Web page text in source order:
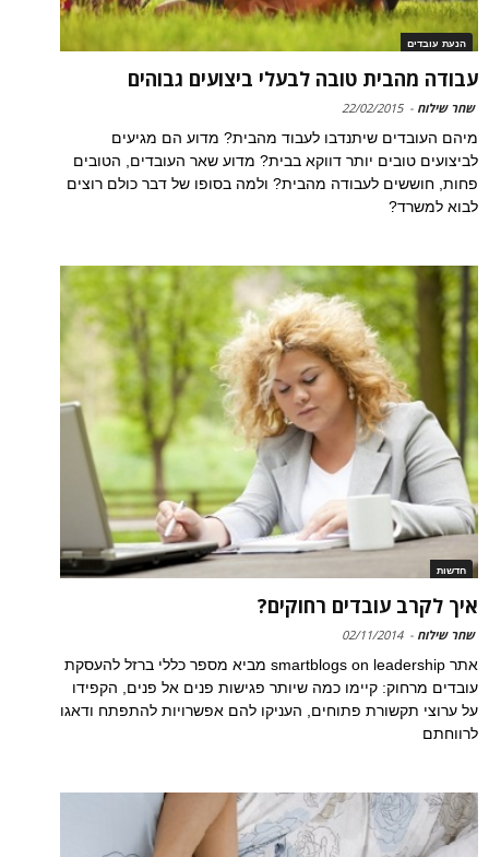
הנעת עובדים
עבודה מהבית טובה לבעלי ביצועים גבוהים
שחר שילוח -
22/02/2015
מיהם העובדים שיתנדבו לעבוד מהבית? מדוע הם מגיעים
לביצועים טובים יותר דווקא בבית? מדוע שאר העובדים, הטובים
פחות, חוששים לעבודה מהבית? ולמה בסופו של דבר כולם רוצים
לבוא למשרד?
חדשות
איך לקרב עובדים רחוקים?
שחר שילוח -
02/11/2014
אתר smartblogs on leadership מביא מספר כללי ברזל להעסקת
עובדים מרחוק: קיימו כמה שיותר פגישות פנים אל פנים, הקפידו
על ערוצי תקשורת פתוחים, העניקו להם אפשרויות להתפתח ודאגו
לרווחתם